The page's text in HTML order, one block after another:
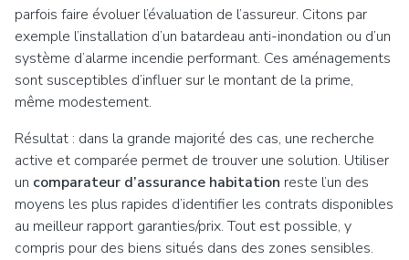
parfois faire évoluer l’évaluation de l’assureur. Citons par
exemple l’installation d’un batardeau anti-inondation ou d’un
système d’alarme incendie performant. Ces aménagements
sont susceptibles d’influer sur le montant de la prime,
même modestement.
Résultat : dans la grande majorité des cas, une recherche
active et comparée permet de trouver une solution. Utiliser
un comparateur d’assurance habitation reste l’un des
moyens les plus rapides d’identifier les contrats disponibles
au meilleur rapport garanties/prix. Tout est possible, y
compris pour des biens situés dans des zones sensibles.